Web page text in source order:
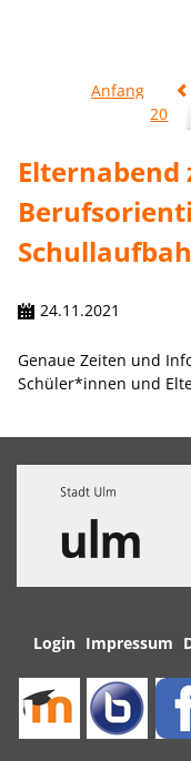
Anfang
20
Elternabend
24.11.2021
Genaue Zeiten und
Schüler*innen und
Navigation
Login Impressum